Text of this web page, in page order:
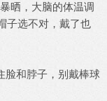
晒，大脑的体温调
子选不对，戴了也
和脖子，别戴棒球